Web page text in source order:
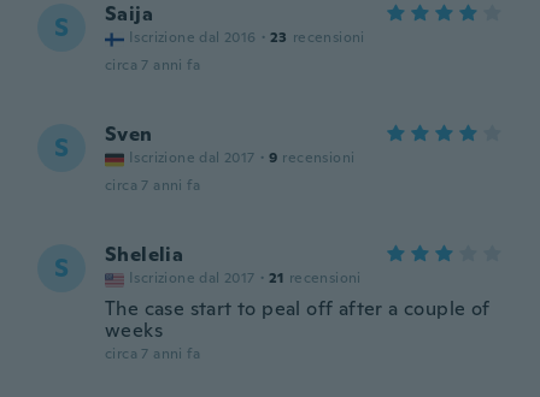
S Saija
Iscrizione dal 2016 · 23 recensioni
circa 7 anni fa
S Sven
Iscrizione dal 2017 · 9 recensioni
circa 7 anni fa
S Shelelia
Iscrizione dal 2017 · 21 recensioni
The case start to peal off after a couple of
weeks
circa 7 anni fa